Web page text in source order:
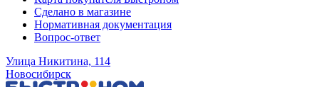
Сделано в магазине
Нормативная документация
Вопрос-ответ
Улица Никитина, 114
Новосибирск